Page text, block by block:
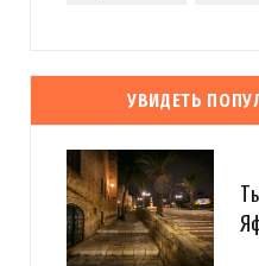
УВИДЕТЬ